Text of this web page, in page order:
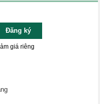
Đăng ký
giá riêng